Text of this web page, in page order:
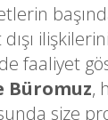
faaliyet
Büromuz,
size